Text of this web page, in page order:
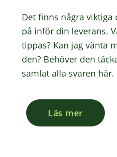
Det finns några viktiga
på inför din leverans.
tippas? Kan jag vänta
den? Behöver den
samlat alla svaren här.
Läs mer